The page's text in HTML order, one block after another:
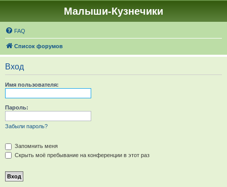
Малыши-Кузнечики
FAQ
Список форумов
Вход
Имя пользователя:
Пароль:
Забыли пароль?
Запомнить меня
Скрыть моё пребывание на конференции в этот раз